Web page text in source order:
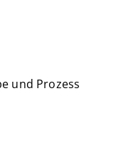
und Prozess